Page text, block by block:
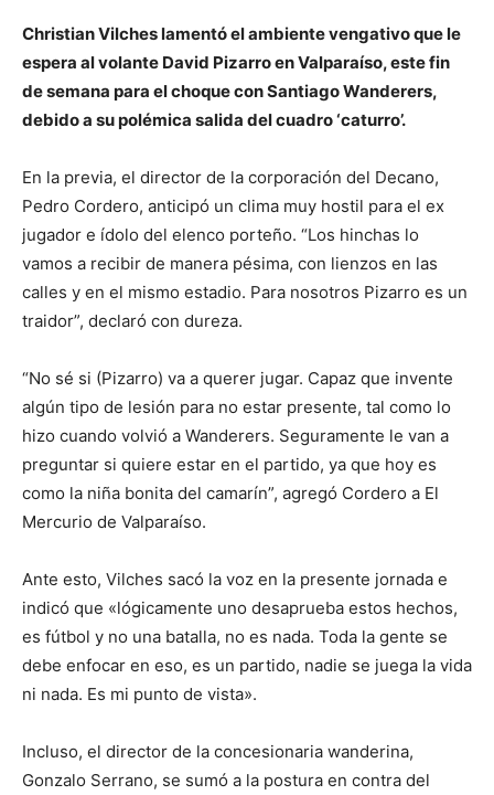
Christian Vilches lamentó el ambiente vengativo que le
espera al volante David Pizarro en Valparaíso, este fin
de semana para el choque con Santiago Wanderers,
debido a su polémica salida del cuadro ‘caturro’.
En la previa, el director de la corporación del Decano,
Pedro Cordero, anticipó un clima muy hostil para el ex
jugador e ídolo del elenco porteño. “Los hinchas lo
vamos a recibir de manera pésima, con lienzos en las
calles y en el mismo estadio. Para nosotros Pizarro es un
traidor”, declaró con dureza.
“No sé si (Pizarro) va a querer jugar. Capaz que invente
algún tipo de lesión para no estar presente, tal como lo
hizo cuando volvió a Wanderers. Seguramente le van a
preguntar si quiere estar en el partido, ya que hoy es
como la niña bonita del camarín”, agregó Cordero a El
Mercurio de Valparaíso.
Ante esto, Vilches sacó la voz en la presente jornada e
indicó que «lógicamente uno desaprueba estos hechos,
es fútbol y no una batalla, no es nada. Toda la gente se
debe enfocar en eso, es un partido, nadie se juega la vida
ni nada. Es mi punto de vista».
Incluso, el director de la concesionaria wanderina,
Gonzalo Serrano, se sumó a la postura en contra del